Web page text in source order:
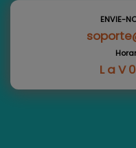
ENVIE-
L a V